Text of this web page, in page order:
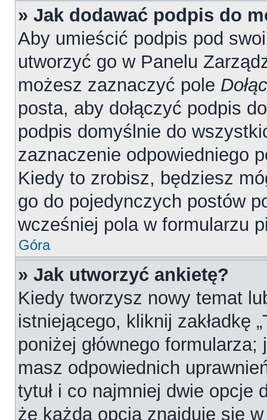
» Jak dodawać podpis do
Aby umieścić podpis pod
utworzyć go w Panelu
możesz zaznaczyć pole
posta, aby dołączyć podpis
podpis domyślnie do
zaznaczenie odpowiedniego
Kiedy to zrobisz, będziesz
go do pojedynczych postów
wcześniej pola w formularzu
Góra
» Jak utworzyć ankietę?
Kiedy tworzysz nowy temat
istniejącego, kliknij zakładkę
poniżej głównego
masz odpowiednich
tytuł i co najmniej dwie opcje
że każda opcja znajduje się